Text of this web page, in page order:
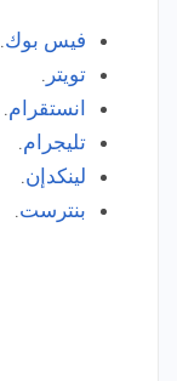
فيس بوك.
تويتر .
انستقرام.
تليجرام.
لينكدإن.
بنترست.